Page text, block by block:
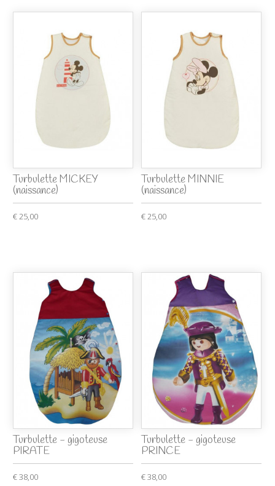
Turbulette MICKEY
(naissance)
€ 25,00
Turbulette MINNIE
(naissance)
€ 25,00
Turbulette - gigoteuse
PIRATE
€ 38,00
Turbulette - gigoteuse
PRINCE
€ 38,00